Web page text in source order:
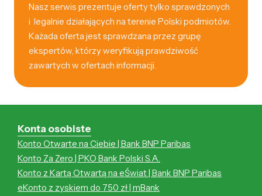
Nasz serwis prezentuje oferty tylko sprawdzonych
i legalnie działających na terenie Polski podmiotów.
Każada oferta jest sprawdzana przez grupę
ekspertów, którzy weryfikują prawdziwość
zawartych w ofertach informacji.
Konta osobiste
Konto Otwarte na Ciebie | Bank BNP Paribas
Konto Za Zero | PKO Bank Polski S.A.
Konto z Kartą Otwartą na eŚwiat | Bank BNP Paribas
eKonto z zyskiem do 750 zł | mBank